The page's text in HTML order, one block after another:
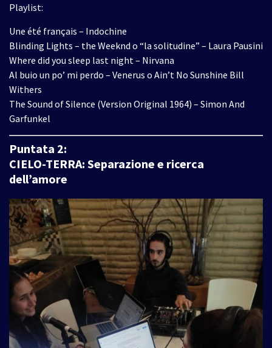
Playlist:
Une été français – Indochine
Blinding Lights – the Weeknd o “la solitudine” – Laura Pausini
Where did you sleep last night – Nirvana
Al buio un po’ mi perdo – Venerus o Ain’t No Sunshine Bill
Withers
The Sound of Silence (Version Original 1964) – Simon And
Garfunkel
Puntata 2:
CIELO-TERRA: Separazione e ricerca
dell’amore